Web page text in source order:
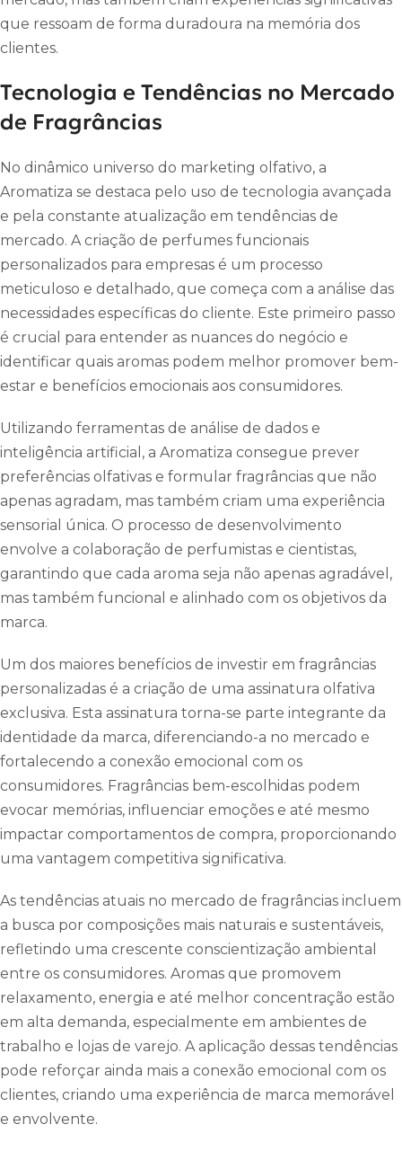
que ressoam de forma duradoura na memória dos
clientes.
Tecnologia e Tendências no Mercado
de Fragrâncias
No dinâmico universo do marketing olfativo, a
Aromatiza se destaca pelo uso de tecnologia avançada
e pela constante atualização em tendências de
mercado. A criação de perfumes funcionais
personalizados para empresas é um processo
meticuloso e detalhado, que começa com a análise das
necessidades específicas do cliente. Este primeiro passo
é crucial para entender as nuances do negócio e
identificar quais aromas podem melhor promover bem-
estar e benefícios emocionais aos consumidores.
Utilizando ferramentas de análise de dados e
inteligência artificial, a Aromatiza consegue prever
preferências olfativas e formular fragrâncias que não
apenas agradam, mas também criam uma experiência
sensorial única. O processo de desenvolvimento
envolve a colaboração de perfumistas e cientistas,
garantindo que cada aroma seja não apenas agradável,
mas também funcional e alinhado com os objetivos da
marca.
Um dos maiores benefícios de investir em fragrâncias
personalizadas é a criação de uma assinatura olfativa
exclusiva. Esta assinatura torna-se parte integrante da
identidade da marca, diferenciando-a no mercado e
fortalecendo a conexão emocional com os
consumidores. Fragrâncias bem-escolhidas podem
evocar memórias, influenciar emoções e até mesmo
impactar comportamentos de compra, proporcionando
uma vantagem competitiva significativa.
As tendências atuais no mercado de fragrâncias incluem
a busca por composições mais naturais e sustentáveis,
refletindo uma crescente conscientização ambiental
entre os consumidores. Aromas que promovem
relaxamento, energia e até melhor concentração estão
em alta demanda, especialmente em ambientes de
trabalho e lojas de varejo. A aplicação dessas tendências
pode reforçar ainda mais a conexão emocional com os
clientes, criando uma experiência de marca memorável
e envolvente.